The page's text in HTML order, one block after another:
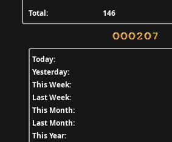
Total: 146
Today:
Yesterday:
This Week:
Last Week:
This Month:
Last Month:
This Year: